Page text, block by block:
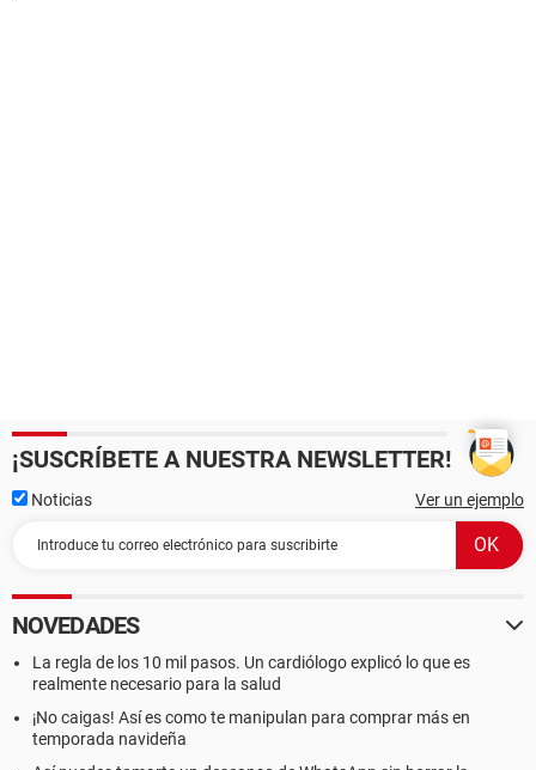
¡SUSCRÍBETE A NUESTRA NEWSLETTER!
Noticias Ver un ejemplo
NOVEDADES
La regla de los 10 mil pasos. Un cardiólogo explicó lo que es
realmente necesario para la salud
¡No caigas! Así es como te manipulan para comprar más en
temporada navideña